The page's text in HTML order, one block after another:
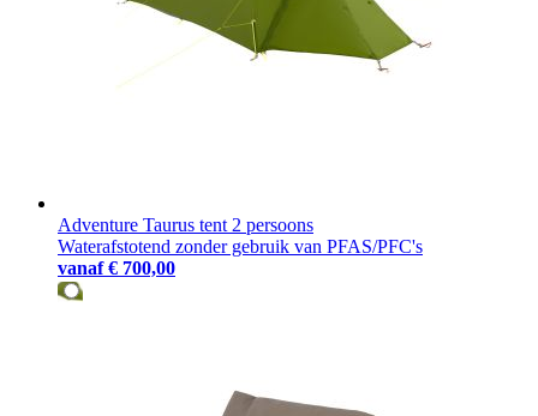
Adventure Taurus tent 2 persoons
Waterafstotend zonder gebruik van PFAS/PFC's
vanaf € 700,00